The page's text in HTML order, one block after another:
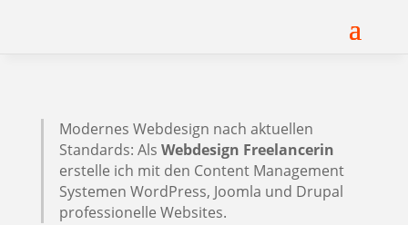
Modernes Webdesign nach aktuellen
Standards: Als Webdesign Freelancerin
erstelle ich mit den Content Management
Systemen WordPress, Joomla und Drupal
professionelle Websites.